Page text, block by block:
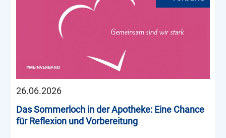
26.06.2026
Das Sommerloch in der Apotheke: Eine Chance
für Reflexion und Vorbereitung